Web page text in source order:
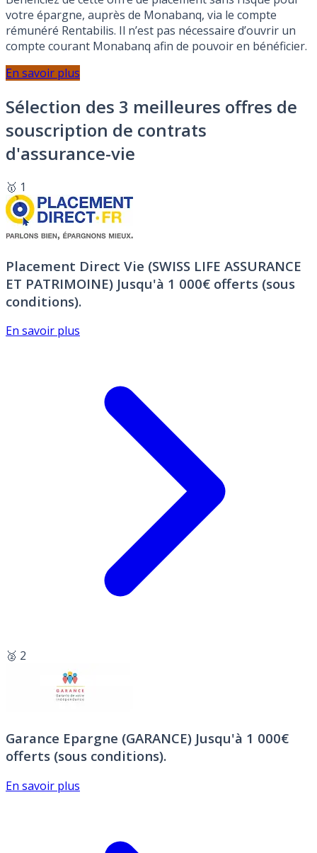
votre épargne, auprès de Monabanq, via le compte
rémunéré Rentabilis. Il n’est pas nécessaire d’ouvrir un
compte courant Monabanq afin de pouvoir en bénéficier.
En savoir plus
Sélection des 3 meilleures offres de
souscription de contrats
d'assurance-vie
🥇 1
Placement Direct Vie (SWISS LIFE ASSURANCE
ET PATRIMOINE) Jusqu'à 1 000€ offerts (sous
conditions).
En savoir plus
🥈 2
Garance Epargne (GARANCE) Jusqu'à 1 000€
offerts (sous conditions).
En savoir plus